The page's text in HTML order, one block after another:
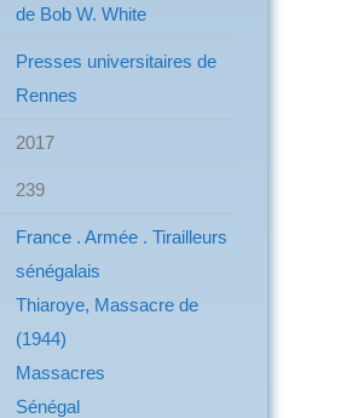
de Bob W. White
Presses universitaires de
Rennes
2017
239
France . Armée . Tirailleurs
sénégalais
Thiaroye, Massacre de
(1944)
Massacres
Sénégal